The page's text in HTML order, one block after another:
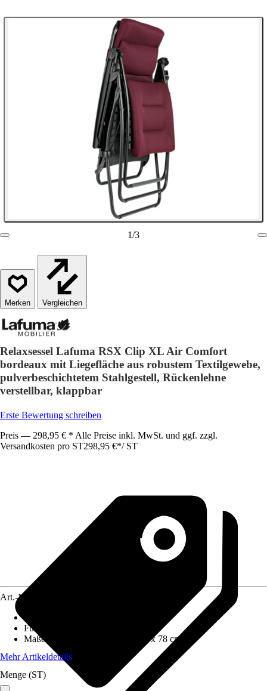
1/3
Vergleichen
Relaxsessel Lafuma RSX Clip XL Air Comfort
bordeaux mit Liegefläche aus robustem Textilgewebe,
pulverbeschichtetem Stahlgestell, Rückenlehne
verstellbar, klappbar
Erste Bewertung schreiben
Preis — 298,95 € * Alle Preise inkl. MwSt. und ggf. zzgl.
Versandkosten pro ST298,95 €*/ ST
Art.-Nr.
Funktionen
Maße (BxHxT)
72 cm x 127 cm x 78 cm
Mehr Artikeldetails
Menge (ST)